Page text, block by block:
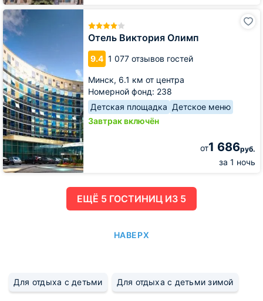
Отель Виктория Олимп
9.4 1 077 отзывов гостей
Минск, 6.1 км от центра
Номерной фонд: 238
Детская площадка Детское меню
Завтрак включён
от1 686руб.
за 1 ночь
Отель
Виктория
Олимп
ЕЩË 5 ГОСТИНИЦ ИЗ 5
НАВЕРХ
Для отдыха с детьми Для отдыха с детьми зимой